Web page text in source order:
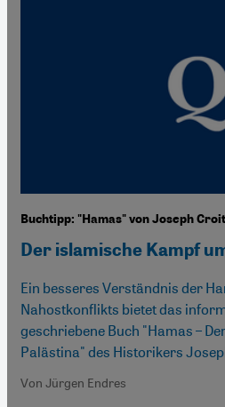
Buchtipp: "Hamas" von Joseph
Der islamische Kampf
Ein besseres Verständnis der
Nahostkonflikts bietet das
geschriebene Buch "Hamas –
Palästina" des Historikers
Von Jürgen Endres